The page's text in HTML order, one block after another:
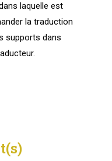
laquelle est
la traduction
supports dans